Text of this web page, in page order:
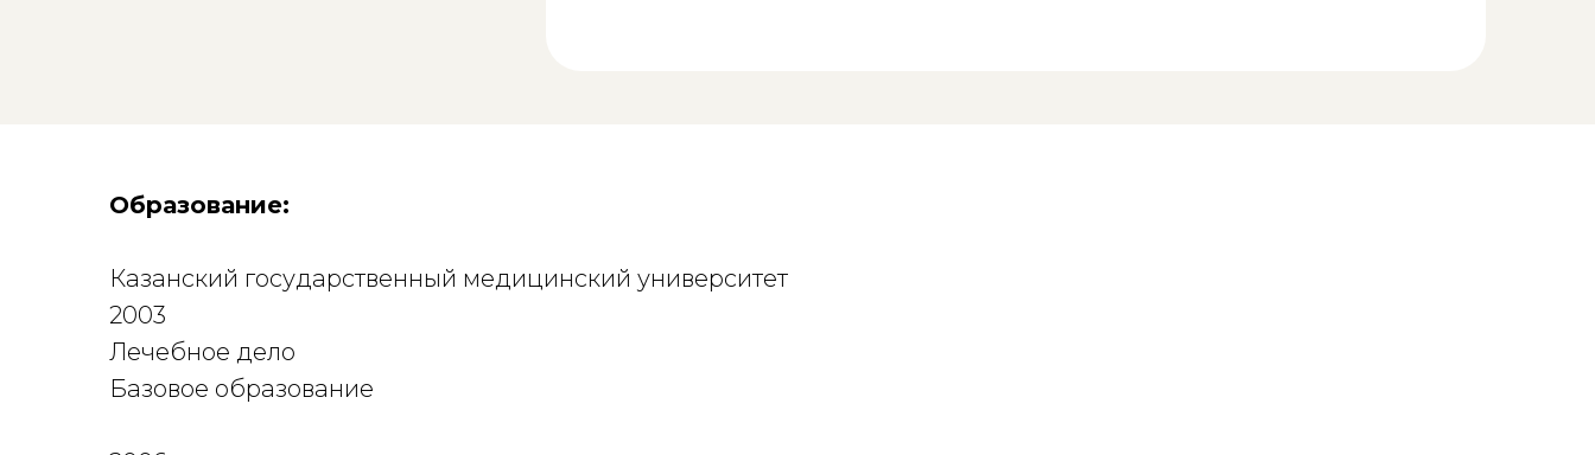
Образование:
Казанский государственный медицинский университет
2003
Лечебное дело
Базовое образование